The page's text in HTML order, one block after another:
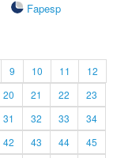
Fapesp
9 10 11
12
20 21 22
23
31 32 33
34
42 43 44
45